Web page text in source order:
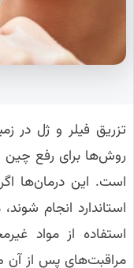
تزریق فیلر و ژل در
روش‌ها برای رفع
است. این درمان‌ها
استاندارد انجام
استفاده از مواد
مراقبت‌های پس از آن